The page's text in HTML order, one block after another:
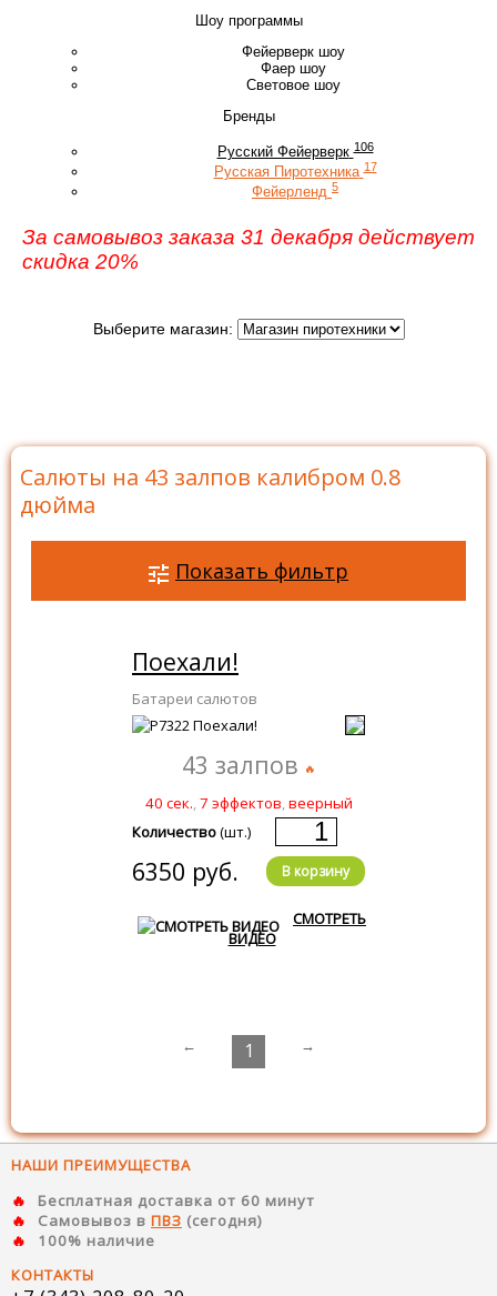
Шоу программы
Фейерверк шоу
Фаер шоу
Световое шоу
Бренды
Русский Фейерверк 106
Русская Пиротехника 17
Фейерленд 5
За самовывоз заказа 31 декабря действует
скидка 20%
Выберите магазин:
Салюты на 43 залпов калибром 0.8
дюйма
Показать фильтр
Поехали!
Батареи салютов
43 залпов
40 сек.,7 эффектов,веерный
Количество(шт.)
6350 руб. В корзину
СМОТРЕТЬ
ВИДЕО
← 1 →
НАШИ ПРЕИМУЩЕСТВА
Бесплатная доставка от 60 минут
Самовывоз в ПВЗ (сегодня)
100% наличие
КОНТАКТЫ